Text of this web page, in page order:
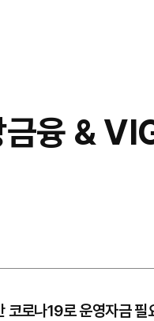
융 &
코로나19로 운영자금 필